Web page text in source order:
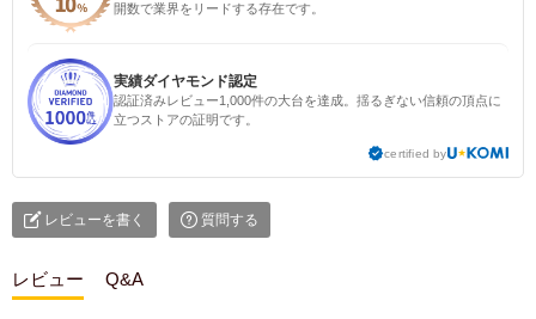
開数で業界をリードする存在です。
実績ダイヤモンド認定
認証済みレビュー1,000件の大台を達成。揺るぎない信頼の頂点に
立つストアの証明です。
certified by
レビューを書く 質問する
レビュー Q&A